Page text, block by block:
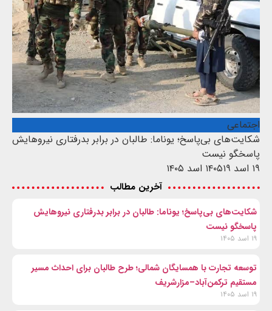
اجتماعی
شکایت‌های بی‌پاسخ؛ یوناما: طالبان در برابر بدرفتاری نیروهایش
پاسخگو نیست
۱۹ اسد ۱۴۰۵
۱۹ اسد ۱۴۰۵
آخرین مطالب
شکایت‌های بی‌پاسخ؛ یوناما: طالبان در برابر بدرفتاری نیروهایش
پاسخگو نیست
۱۹ اسد ۱۴۰۵
توسعه تجارت با همسایگان شمالی؛ طرح طالبان برای احداث مسیر
مستقیم ترکمن‌آباد–مزارشریف
۱۹ اسد ۱۴۰۵